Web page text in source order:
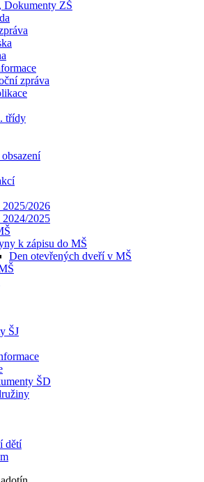
Dokumenty ZŠ
zpráva
třídy
2026
2025
k zápisu do MŠ
Den otevřených dveří v MŠ
ŠJ
ŠD
dětí